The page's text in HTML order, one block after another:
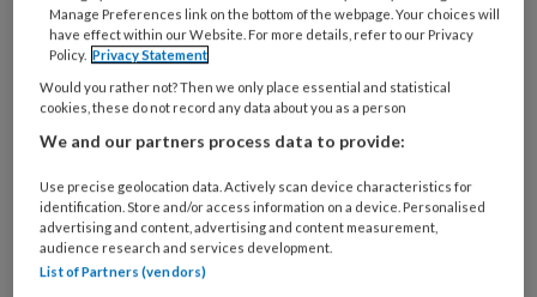
* *
je
wachtwoord* *
Kies
je
functie *
welke
organisatie
werk
je?
Untitled
Ontvang 2x per week de
Manage Preferences link on the bottom of the webpage. Your choices will
have effect within our Website. For more details, refer to our Privacy
Policy. Privacy Statement
Would you rather not? Then we only place essential and statistical
cookies, these do not record any data about you as a person
We and our partners process data to provide:
Use precise geolocation data. Actively scan device characteristics for
identification. Store and/or access information on a device. Personalised
advertising and content, advertising and content measurement,
audience research and services development.
List of Partners (vendors)